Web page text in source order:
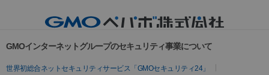
GMOインターネットグループのセキュリティ事業について
世界初総合ネットセキュリティサービス「GMOセキュリティ24」